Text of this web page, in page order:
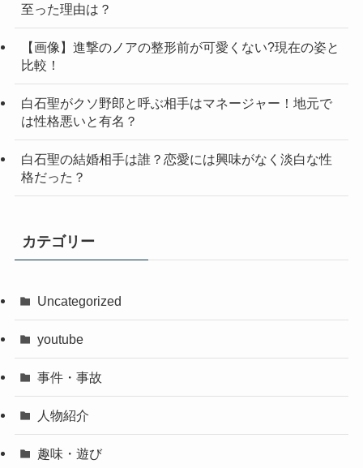
至った理由は？
【画像】進撃のノアの整形前が可愛くない?現在の姿と
比較！
白石聖がクソ野郎と呼ぶ相手はマネージャー！地元で
は性格悪いと有名？
白石聖の結婚相手は誰？恋愛には興味がなく淡白な性
格だった？
カテゴリー
Uncategorized
youtube
事件・事故
人物紹介
趣味・遊び